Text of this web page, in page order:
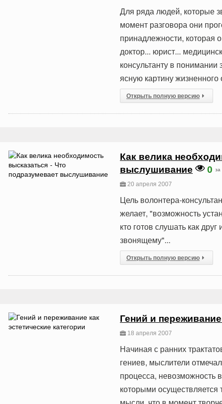
Для ряда людей, которые
момент разговора они
принадлежности, которая
доктор... юрист...
консультанту в
ясную картину
Открыть полную версию
Как велика
выслушивание
0 за
20 апреля 2007
Цель волонтера-
желает, "возможность
кто готов слушать как
звонящему"...
Открыть полную версию
Гений и
18 апреля 2007
Начиная с ранних
гениев, мыслители
процесса, невозможность
которыми осуществляется